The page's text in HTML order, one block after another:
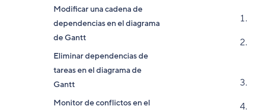
Modificar una cadena de
dependencias en el diagrama
de Gantt
Eliminar dependencias de
tareas en el diagrama de
Gantt
Monitor de conflictos en el